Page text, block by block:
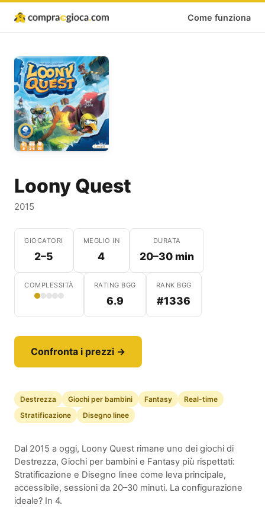
Come funziona
Loony Quest
2015
GIOCATORI
2–5
MEGLIO IN
4
DURATA
20–30 min
COMPLESSITÀ RATING BGG
6.9
RANK BGG
#1336
Confronta i prezzi →
Destrezza Giochi per bambini Fantasy
Real-time
Stratificazione
Disegno linee
Dal 2015 a oggi, Loony Quest rimane uno dei giochi di
Destrezza, Giochi per bambini e Fantasy più rispettati:
Stratificazione e Disegno linee come leva principale,
accessibile, sessioni da 20–30 minuti. La configurazione
ideale? In 4.